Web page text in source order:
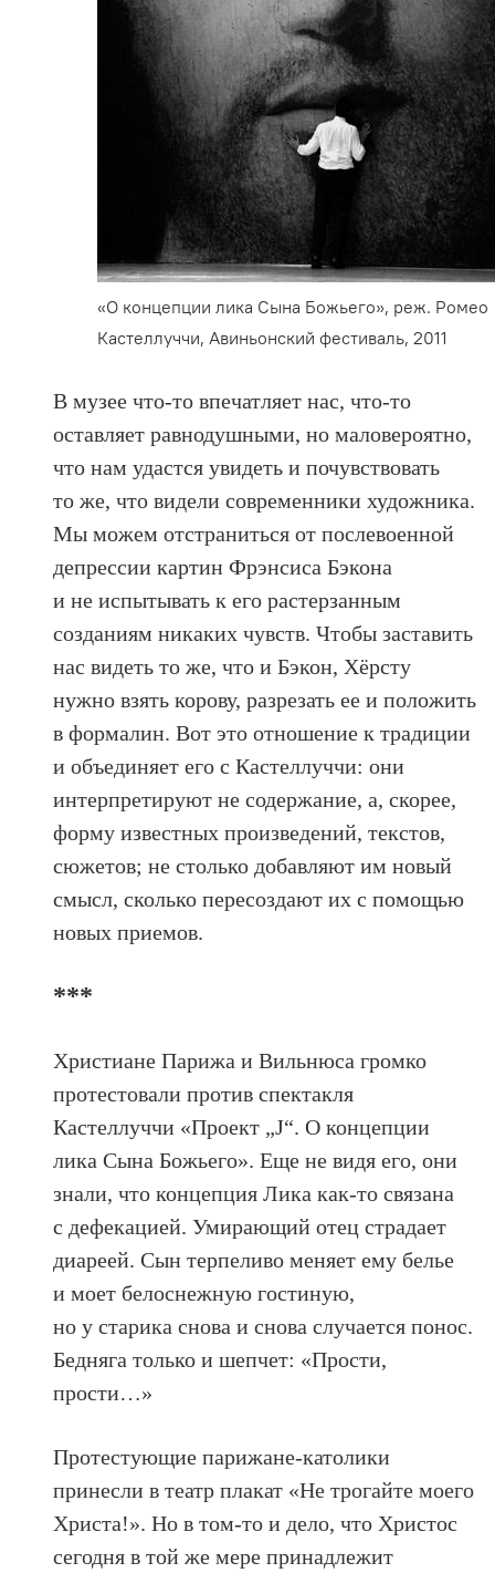
«О концепции лика Сына Божьего», реж. Ромео
Кастеллуччи, Авиньонский фестиваль, 2011
В музее что-то впечатляет нас, что-то
оставляет равнодушными, но маловероятно,
что нам удастся увидеть и почувствовать
то же, что видели современники художника.
Мы можем отстраниться от послевоенной
депрессии картин Фрэнсиса Бэкона
и не испытывать к его растерзанным
созданиям никаких чувств. Чтобы заставить
нас видеть то же, что и Бэкон, Хёрсту
нужно взять корову, разрезать ее и положить
в формалин. Вот это отношение к традиции
и объединяет его с Кастеллуччи: они
интерпретируют не содержание, а, скорее,
форму известных произведений, текстов,
сюжетов; не столько добавляют им новый
смысл, сколько пересоздают их с помощью
новых приемов.
***
Христиане Парижа и Вильнюса громко
протестовали против спектакля
Кастеллуччи «Проект „J“. О концепции
лика Сына Божьего». Еще не видя его, они
знали, что концепция Лика как-то связана
с дефекацией. Умирающий отец страдает
диареей. Сын терпеливо меняет ему белье
и моет белоснежную гостиную,
но у старика снова и снова случается понос.
Бедняга только и шепчет: «Прости,
прости…»
Протестующие парижане-католики
принесли в театр плакат «Не трогайте моего
Христа!». Но в том-то и дело, что Христос
сегодня в той же мере принадлежит